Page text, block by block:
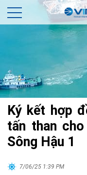
Ký kết hợp
tấn than
Sông Hậu 1
7/06/25 1:39 PM